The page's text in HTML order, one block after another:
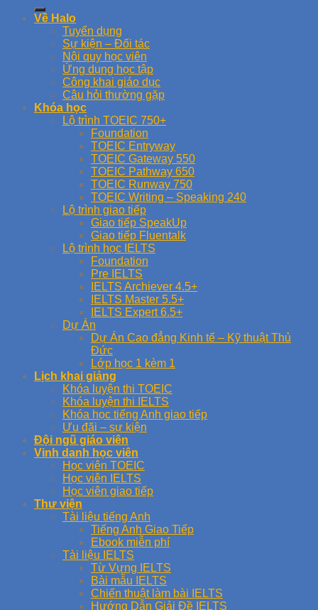
Về Halo
Tuyển dụng
Sự kiện – Đối tác
Nội quy học viên
Ứng dụng học tập
Công khai giáo dục
Câu hỏi thường gặp
Khóa học
Lộ trình TOEIC 750+
Foundation
TOEIC Entryway
TOEIC Gateway 550
TOEIC Pathway 650
TOEIC Runway 750
TOEIC Writing – Speaking 240
Lộ trình giao tiếp
Giao tiếp SpeakUp
Giao tiếp Fluentalk
Lộ trình học IELTS
Foundation
Pre IELTS
IELTS Archiever 4.5+
IELTS Master 5.5+
IELTS Expert 6.5+
Dự Án
Dự Án Cao đẳng Kinh tế – Kỹ thuật Thủ
Đức
Lớp học 1 kèm 1
Lịch khai giảng
Khóa luyện thi TOEIC
Khóa luyện thi IELTS
Khóa học tiếng Anh giao tiếp
Ưu đãi – sự kiện
Đội ngũ giáo viên
Vinh danh học viên
Học viên TOEIC
Học viên IELTS
Học viên giao tiếp
Thư viện
Tài liệu tiếng Anh
Tiếng Anh Giao Tiếp
Ebook miễn phí
Tài liệu IELTS
Từ Vựng IELTS
Bài mẫu IELTS
Chiến thuật làm bài IELTS
Hướng Dẫn Giải Đề IELTS